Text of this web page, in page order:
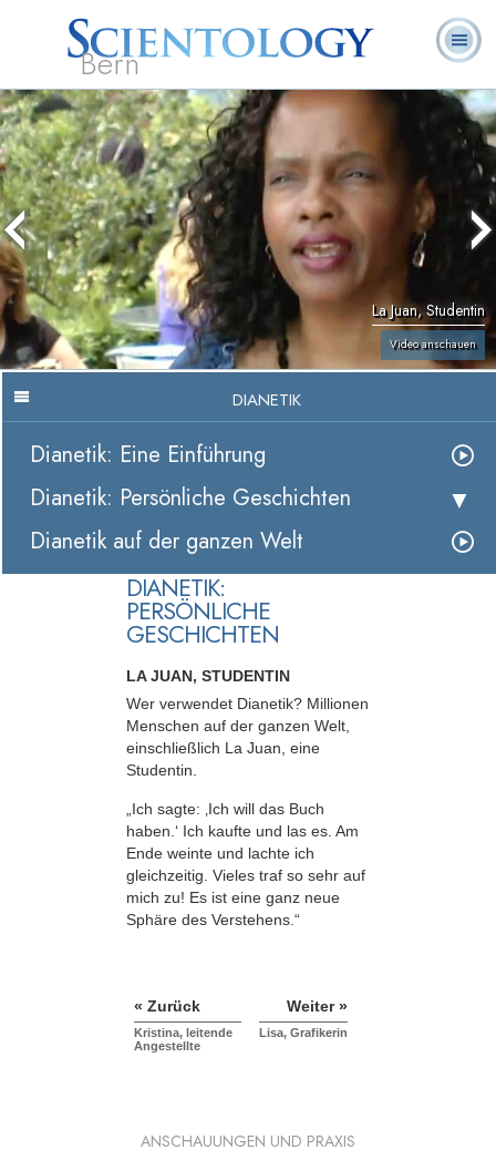
Bern
L. Ron
Hubbard
Was ist
Scientology?
Ehrenamtliche
Geistliche
Häufig gestellte
Bücher
La Juan, Studentin
Video anschauen
DIANETIK
Dianetik: Eine Einführung
Dianetik: Persönliche Geschichten
Dianetik auf der ganzen Welt
DIANETIK:
PERSÖNLICHE
GESCHICHTEN
LA JUAN, STUDENTIN
Wer verwendet Dianetik? Millionen
Menschen auf der ganzen Welt,
einschließlich La Juan, eine
Studentin.
„Ich sagte: ‚Ich will das Buch
haben.‘ Ich kaufte und las es. Am
Ende weinte und lachte ich
gleichzeitig. Vieles traf so sehr auf
mich zu! Es ist eine ganz neue
Sphäre des Verstehens.“
« Zurück
Kristina, leitende
Angestellte
Weiter »
Lisa, Grafikerin
ANSCHAUUNGEN UND PRAXIS